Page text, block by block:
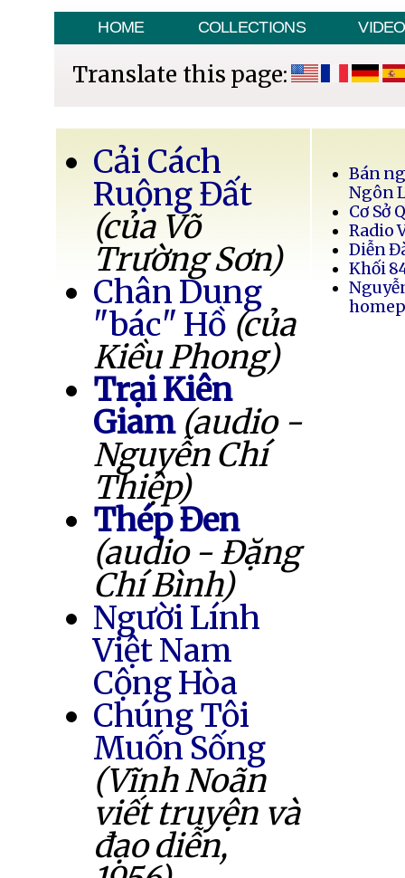
HOME COLLECTIONS VIDEO
Translate this page:
Cải Cách
Ruộng Đất
(của Võ
Trường Sơn)
Chân Dung
"bác" Hồ (của
Kiều Phong)
Trại Kiên
Giam (audio -
Nguyễn Chí
Thiệp)
Thép Đen
(audio - Đặng
Chí Bình)
Người Lính
Việt Nam
Cộng Hòa
Chúng Tôi
Muốn Sống
(Vĩnh Noãn
viết truyện và
đạo diễn,
Bán
Ngôn
Cơ Sở
Radio
Diễn
Khối